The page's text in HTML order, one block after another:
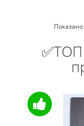
Показано